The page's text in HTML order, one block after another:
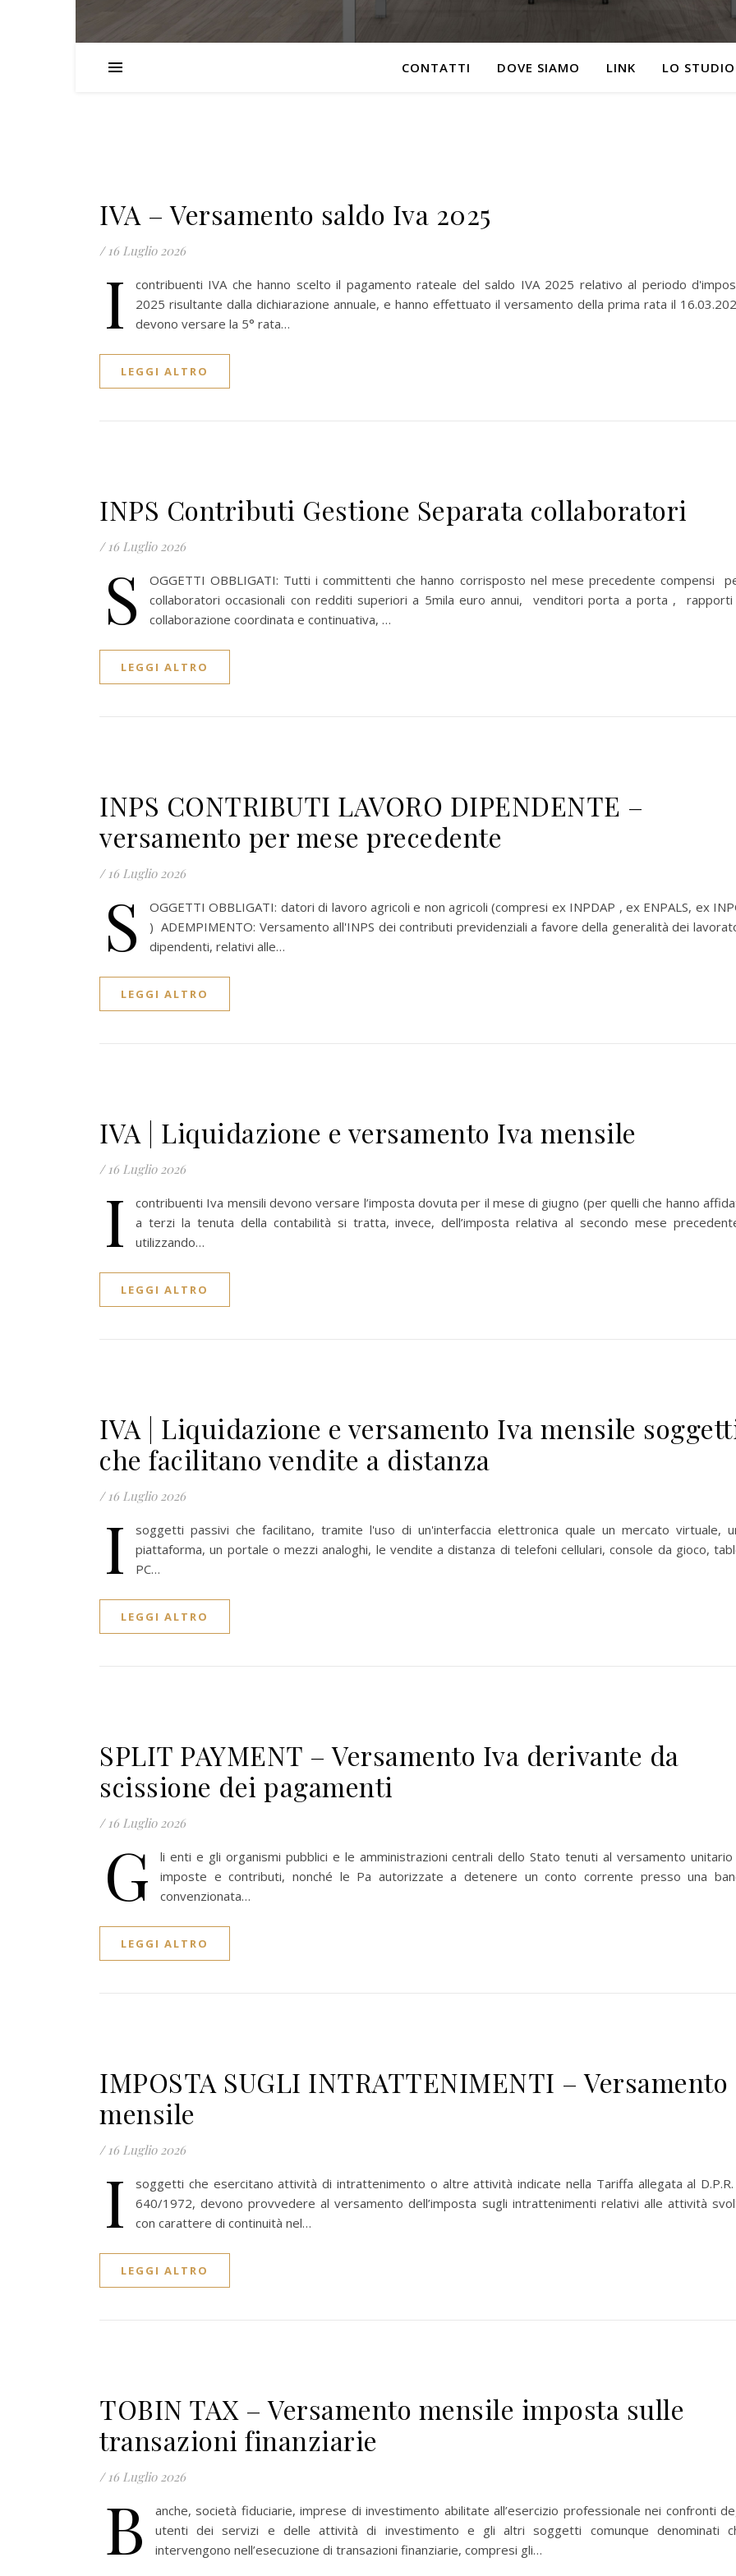
CONTATTI DOVE SIAMO LINK LO STUDIO
IVA – Versamento saldo Iva 2025
/ 16 Luglio 2026
I
contribuenti IVA che hanno scelto il pagamento rateale del saldo IVA 2025 relativo al periodo
2025 risultante dalla dichiarazione annuale, e hanno effettuato il versamento della prima rata il
devono versare la 5° rata…
LEGGI ALTRO
INPS Contributi Gestione Separata collaboratori
/ 16 Luglio 2026
S
OGGETTI OBBLIGATI: Tutti i committenti che hanno corrisposto nel mese precedente compensi
collaboratori occasionali con redditi superiori a 5mila euro annui, venditori porta a porta , rapporti
collaborazione coordinata e continuativa, …
LEGGI ALTRO
INPS CONTRIBUTI LAVORO DIPENDENTE –
versamento per mese precedente
/ 16 Luglio 2026
S
OGGETTI OBBLIGATI: datori di lavoro agricoli e non agricoli (compresi ex INPDAP , ex ENPALS, ex
) ADEMPIMENTO: Versamento all'INPS dei contributi previdenziali a favore della generalità dei
dipendenti, relativi alle…
LEGGI ALTRO
IVA | Liquidazione e versamento Iva mensile
/ 16 Luglio 2026
I
contribuenti Iva mensili devono versare l’imposta dovuta per il mese di giugno (per quelli che hanno
a terzi la tenuta della contabilità si tratta, invece, dell’imposta relativa al secondo mese
utilizzando…
LEGGI ALTRO
IVA | Liquidazione e versamento Iva mensile
che facilitano vendite a distanza
/ 16 Luglio 2026
I
soggetti passivi che facilitano, tramite l'uso di un'interfaccia elettronica quale un mercato virtuale,
piattaforma, un portale o mezzi analoghi, le vendite a distanza di telefoni cellulari, console da gioco,
PC…
LEGGI ALTRO
SPLIT PAYMENT – Versamento Iva derivante da
scissione dei pagamenti
/ 16 Luglio 2026
G
li enti e gli organismi pubblici e le amministrazioni centrali dello Stato tenuti al versamento unitario
imposte e contributi, nonché le Pa autorizzate a detenere un conto corrente presso una
convenzionata…
LEGGI ALTRO
IMPOSTA SUGLI INTRATTENIMENTI – Versamento
mensile
/ 16 Luglio 2026
I
soggetti che esercitano attività di intrattenimento o altre attività indicate nella Tariffa allegata al D.P.R.
640/1972, devono provvedere al versamento dell’imposta sugli intrattenimenti relativi alle attività
con carattere di continuità nel…
LEGGI ALTRO
TOBIN TAX – Versamento mensile imposta sulle
transazioni finanziarie
/ 16 Luglio 2026
B
anche, società fiduciarie, imprese di investimento abilitate all’esercizio professionale nei confronti
utenti dei servizi e delle attività di investimento e gli altri soggetti comunque denominati
intervengono nell’esecuzione di transazioni finanziarie, compresi gli…